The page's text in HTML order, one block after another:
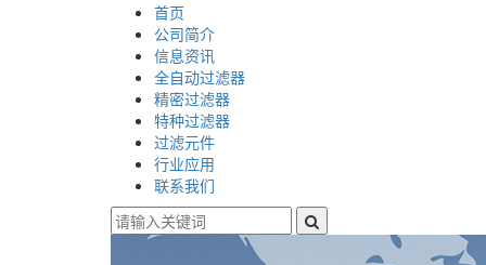
首页
公司简介
信息资讯
全自动过滤器
精密过滤器
特种过滤器
过滤元件
行业应用
联系我们